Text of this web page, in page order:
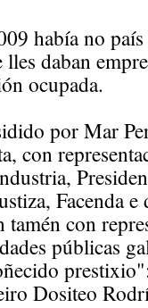
había no
daban
ocupada.
por Mar
con
Facenda
con
públicas
Dositeo